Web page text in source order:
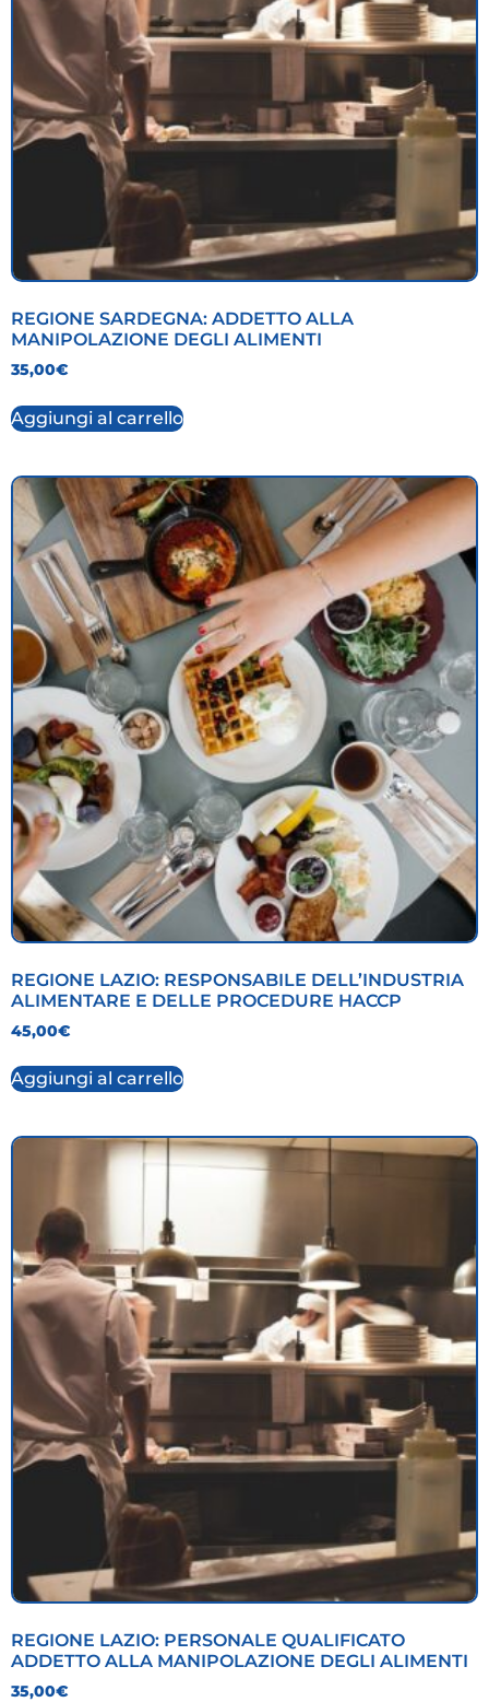
REGIONE SARDEGNA: ADDETTO ALLA
MANIPOLAZIONE DEGLI ALIMENTI
35,00€
Aggiungi al carrello
REGIONE LAZIO: RESPONSABILE DELL’INDUSTRIA
ALIMENTARE E DELLE PROCEDURE HACCP
45,00€
Aggiungi al carrello
REGIONE LAZIO: PERSONALE QUALIFICATO
ADDETTO ALLA MANIPOLAZIONE DEGLI ALIMENTI
35,00€